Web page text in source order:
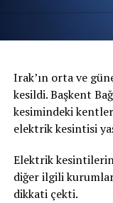
Irak’ın orta ve
kesildi. Başkent
kesimindeki
elektrik kesintisi
Elektrik
diğer ilgili
dikkati çekti.